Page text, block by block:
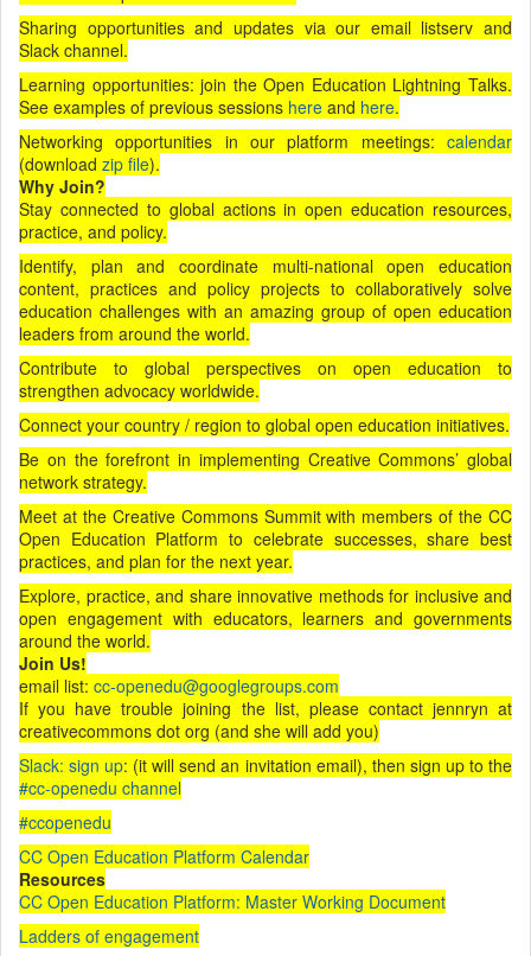
Sharing opportunities and updates via our email listserv and
Slack channel.
Learning opportunities: join the Open Education Lightning Talks.
See examples of previous sessions here and here.
Networking opportunities in our platform meetings: calendar
(download zip file).
Why Join?
Stay connected to global actions in open education resources,
practice, and policy.
Identify, plan and coordinate multi-national open education
content, practices and policy projects to collaboratively solve
education challenges with an amazing group of open education
leaders from around the world.
Contribute to global perspectives on open education to
strengthen advocacy worldwide.
Connect your country / region to global open education initiatives.
Be on the forefront in implementing Creative Commons’ global
network strategy.
Meet at the Creative Commons Summit with members of the CC
Open Education Platform to celebrate successes, share best
practices, and plan for the next year.
Explore, practice, and share innovative methods for inclusive and
open engagement with educators, learners and governments
around the world.
Join Us!
email list: cc-openedu@googlegroups.com
If you have trouble joining the list, please contact jennryn at
creativecommons dot org (and she will add you)
Slack: sign up: (it will send an invitation email), then sign up to the
#cc-openedu channel
#ccopenedu
CC Open Education Platform Calendar
Resources
CC Open Education Platform: Master Working Document
Ladders of engagement